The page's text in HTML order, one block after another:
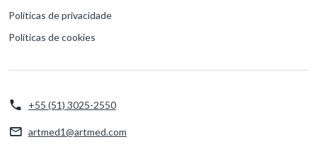
Políticas de privacidade
Políticas de cookies
+55 (51) 3025-2550
artmed1@artmed.com